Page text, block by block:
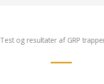
Test og resultater af GRP